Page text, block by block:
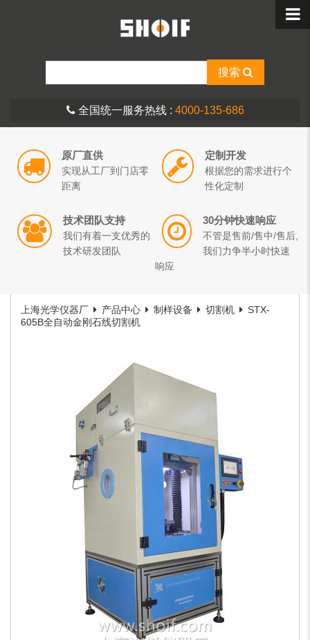
搜索
全国统一服务热线 : 4000-135-686
原厂直供
实现从工厂到门店零
距离
定制开发
根据您的需求进行个
性化定制
技术团队支持
我们有着一支优秀的
技术研发团队
30分钟快速响应
不管是售前/售中/售后,
我们力争半小时快速
响应
上海光学仪器厂 产品中心 制样设备 切割机
STX-
605B全自动金刚石线切割机